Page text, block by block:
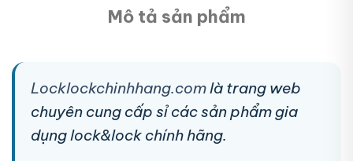
Mô tả sản phẩm
Locklockchinhhang.com là trang web
chuyên cung cấp sỉ các sản phẩm gia
dụng lock&lock chính hãng.